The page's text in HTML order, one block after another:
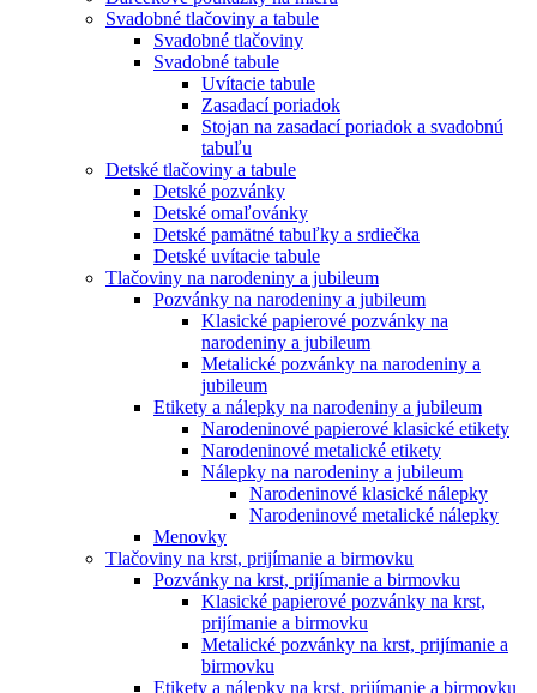
Svadobné tlačoviny a tabule
Svadobné tlačoviny
Svadobné tabule
Uvítacie tabule
Zasadací poriadok
Stojan na zasadací poriadok a svadobnú
tabuľu
Detské tlačoviny a tabule
Detské pozvánky
Detské omaľovánky
Detské pamätné tabuľky a srdiečka
Detské uvítacie tabule
Tlačoviny na narodeniny a jubileum
Pozvánky na narodeniny a jubileum
Klasické papierové pozvánky na
narodeniny a jubileum
Metalické pozvánky na narodeniny a
jubileum
Etikety a nálepky na narodeniny a jubileum
Narodeninové papierové klasické etikety
Narodeninové metalické etikety
Nálepky na narodeniny a jubileum
Narodeninové klasické nálepky
Narodeninové metalické nálepky
Menovky
Tlačoviny na krst, prijímanie a birmovku
Pozvánky na krst, prijímanie a birmovku
Klasické papierové pozvánky na krst,
prijímanie a birmovku
Metalické pozvánky na krst, prijímanie a
birmovku
Etikety a nálepky na krst, prijímanie a birmovku